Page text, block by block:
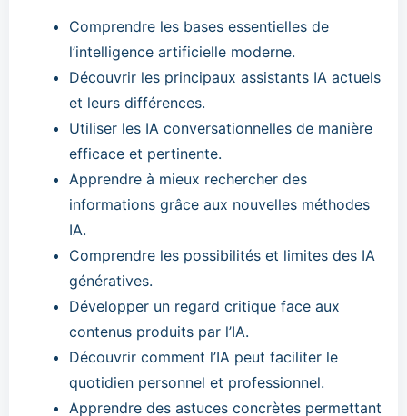
Comprendre les bases essentielles de
l’intelligence artificielle moderne.
Découvrir les principaux assistants IA actuels
et leurs différences.
Utiliser les IA conversationnelles de manière
efficace et pertinente.
Apprendre à mieux rechercher des
informations grâce aux nouvelles méthodes
IA.
Comprendre les possibilités et limites des IA
génératives.
Développer un regard critique face aux
contenus produits par l’IA.
Découvrir comment l’IA peut faciliter le
quotidien personnel et professionnel.
Apprendre des astuces concrètes permettant